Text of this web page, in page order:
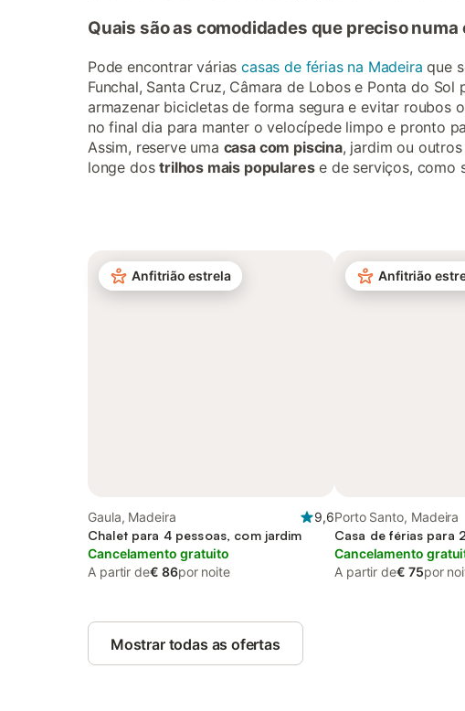
Quais são as comodidades que preciso
Pode encontrar váriascasas de férias na Madeira que
Funchal, Santa Cruz, Câmara de Lobos e Ponta do
armazenar bicicletas de forma segura e evitar roubos
no final dia para manter o velocípede limpo e pronto
Assim, reserve uma casa com piscina, jardim ou
longe dostrilhos mais popularese de serviços, como
Anfitrião estrela
Gaula, Madeira
9,6
Chalet para 4 pessoas, com jardim
Cancelamento gratuito
A partir de€ 86por noite
Anfitrião
Porto Santo, Madeira
Casa de férias para
Cancelamento
A partir de€ 75por
Mostrar todas as ofertas